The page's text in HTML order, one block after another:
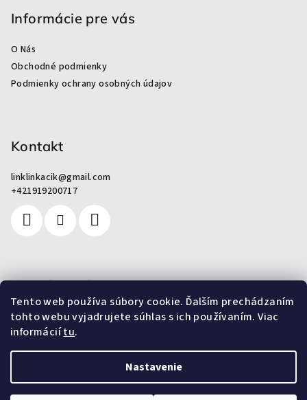
Tento web používa súbory cookie. Ďalším prechádzaním
tohto webu vyjadrujete súhlas s ich používaním. Viac
informáciítu.
Nastavenie
Informácie pre vás
O Nás
Obchodné podmienky
Podmienky ochrany osobných údajov
Kontakt
linklinkacik@gmail.com
+421919200717
Pre zákazníkov
Od odpadu k umeniu